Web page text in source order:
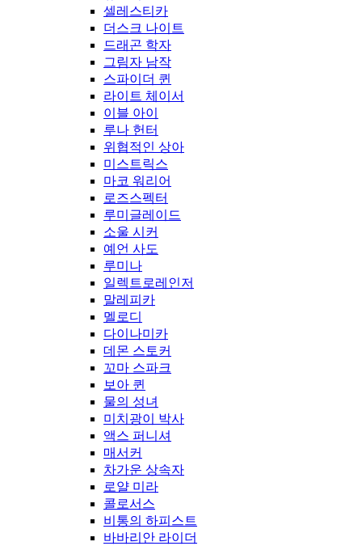
셀레스티카
더스크 나이트
드래곤 학자
그림자 남작
스파이더 퀸
라이트 체이서
이블 아이
루나 헌터
위협적인 상아
미스트릭스
마코 워리어
로즈스펙터
루미글레이드
소울 시커
예언 사도
루미나
일렉트로레인저
말레피카
멜로디
다이나미카
데몬 스토커
꼬마 스파크
보아 퀸
물의 성녀
미치광이 박사
액스 퍼니셔
매서커
차가운 상속자
로얄 미라
콜로서스
비통의 하피스트
바바리안 라이더